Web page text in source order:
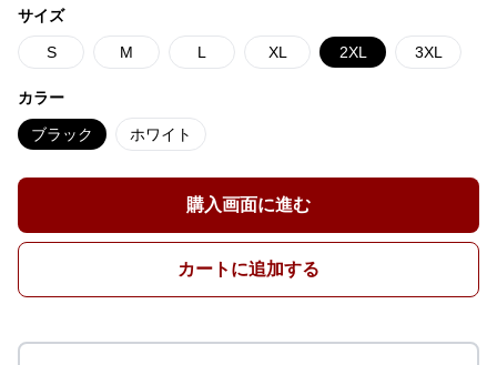
サイズ
S M L XL 2XL 3XL
カラー
ブラック ホワイト
購入画面に進む
カートに追加する